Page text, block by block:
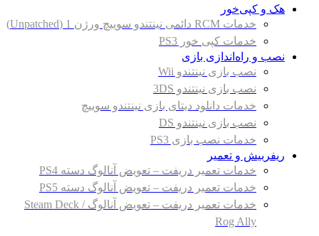
هک و کپی‌خور
خدمات RCM دائمی نینتندو سوییچ ورژن 1 (Unpatched)
خدمات کپی خور PS3
نصب و راه‌اندازی بازی
نصب بازی نینتندو Wii
نصب بازی نینتندو 3DS
خدمات دانلود دیتای بازی نینتندو سوییچ
نصب بازی نینتندو DS
خدمات نصب بازی PS3
ریفربیش و تعمیر
خدمات تعمیر دریفت – تعویض آنالوگ دسته PS4
خدمات تعمیر دریفت – تعویض آنالوگ دسته PS5
خدمات تعمیر دریفت – تعویض آنالوگ Steam Deck /
Rog Ally